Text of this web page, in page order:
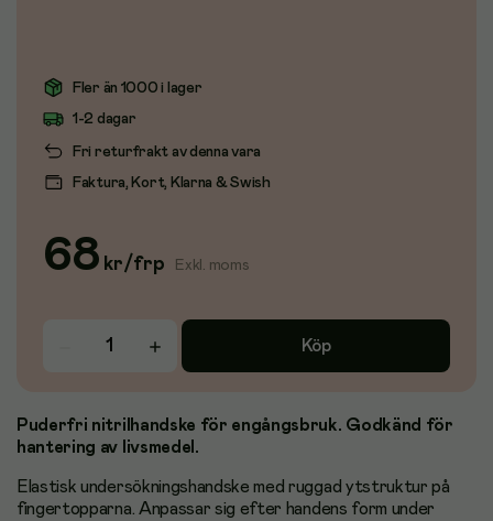
Fler än 1000 i lager
Fri returfrakt av denna vara
1-2 dagar
Faktura, Kort, Klarna & Swish
68 kr/frp Exkl. moms
Köp
Puderfri nitrilhandske för engångsbruk. Godkänd för
hantering av livsmedel.
Elastisk undersökningshandske med ruggad ytstruktur på
fingertopparna. Anpassar sig efter handens form under